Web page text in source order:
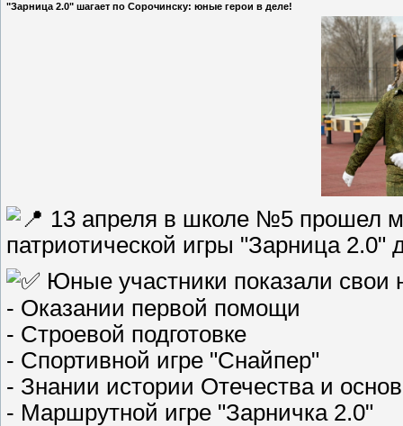
"Зарница 2.0" шагает по Сорочинску: юные герои в деле!
13 апреля в школе №5 прошел
патриотической игры "Зарница
Юные участники показали свои
- Оказании первой помощи
- Строевой подготовке
- Спортивной игре "Снайпер"
- Знании истории Отечества и
- Маршрутной игре "Зарничка 2.0"